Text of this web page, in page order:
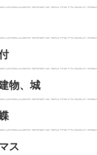
物、城
ス